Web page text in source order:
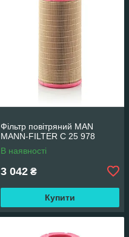
Фільтр повітряний MAN
MANN-FILTER C 25 978
В наявності
3 042 ₴
Купити